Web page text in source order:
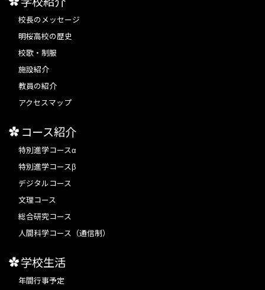
校長のメッセージ
明桜高校の歴史
校歌・制服
施設紹介
教員の紹介
アクセスマップ
コース紹介
特別進学コースα
特別進学コースβ
デジタルコース
文理コース
総合研究コース
人間科学コース（通信制）
学校生活
年間行事予定